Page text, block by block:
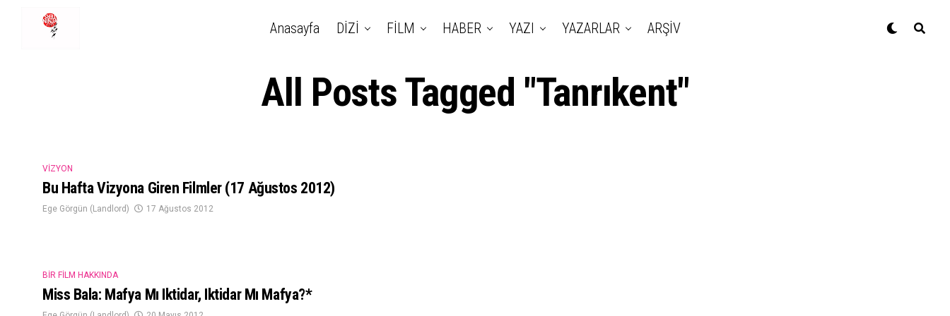
Anasayfa DİZİ FİLM HABER YAZI YAZARLAR ARŞİV
All Posts Tagged "Tanrıkent"
VIZYON
Bu Hafta Vizyona Giren Filmler (17 Ağustos 2012)
Ege Görgün (Landlord) 17 Ağustos 2012
BIR FILM HAKKINDA
Miss Bala: Mafya Mı Iktidar, Iktidar Mı Mafya?*